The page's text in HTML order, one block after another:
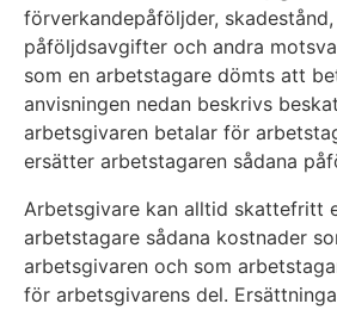
förverkandepåföljder,
påföljdsavgifter och andra
som en arbetstagare dömts att
anvisningen nedan beskrivs
arbetsgivaren betalar för
ersätter arbetstagaren sådana
Arbetsgivare kan alltid skattefritt
arbetstagare sådana kostnader
arbetsgivaren och som
för arbetsgivarens del.